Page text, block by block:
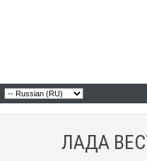
ЛАДА